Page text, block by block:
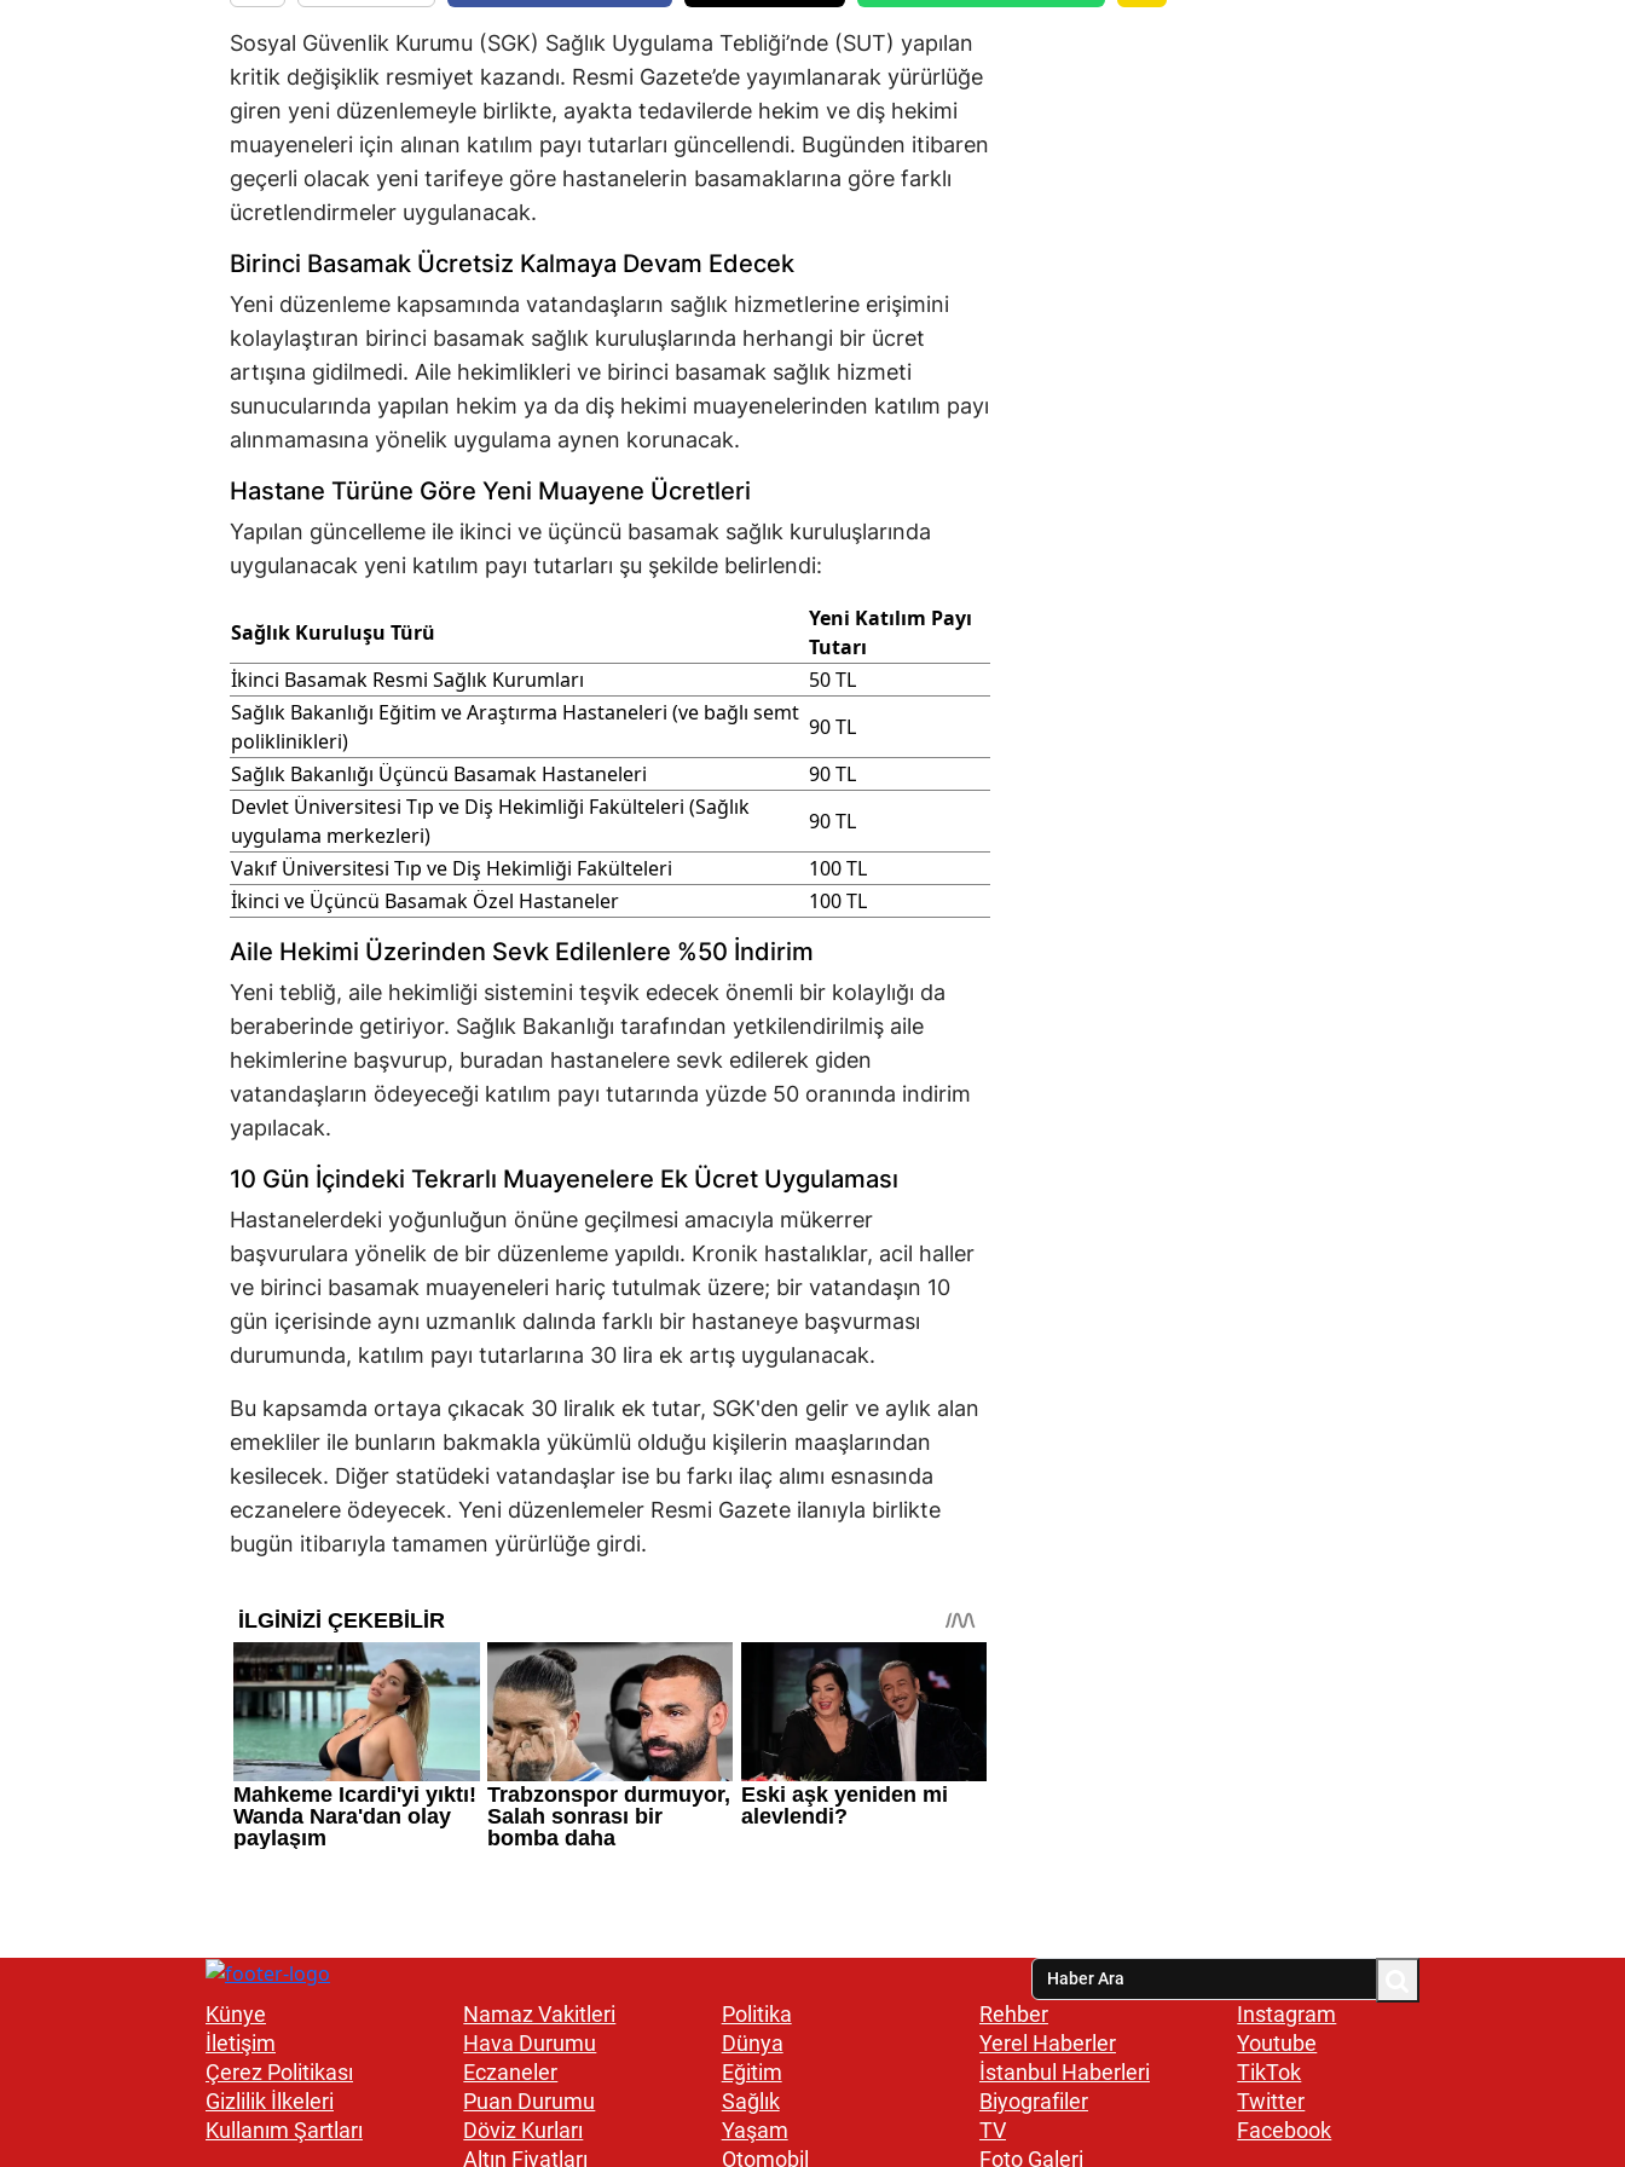
Sosyal Güvenlik Kurumu (SGK) Sağlık Uygulama Tebliği’nde (SUT) yapılan
kritik değişiklik resmiyet kazandı. Resmi Gazete’de yayımlanarak yürürlüğe
giren yeni düzenlemeyle birlikte, ayakta tedavilerde hekim ve diş hekimi
muayeneleri için alınan katılım payı tutarları güncellendi. Bugünden itibaren
geçerli olacak yeni tarifeye göre hastanelerin basamaklarına göre farklı
ücretlendirmeler uygulanacak.
Birinci Basamak Ücretsiz Kalmaya Devam Edecek
Yeni düzenleme kapsamında vatandaşların sağlık hizmetlerine erişimini
kolaylaştıran birinci basamak sağlık kuruluşlarında herhangi bir ücret
artışına gidilmedi. Aile hekimlikleri ve birinci basamak sağlık hizmeti
sunucularında yapılan hekim ya da diş hekimi muayenelerinden katılım payı
alınmamasına yönelik uygulama aynen korunacak.
Hastane Türüne Göre Yeni Muayene Ücretleri
Yapılan güncelleme ile ikinci ve üçüncü basamak sağlık kuruluşlarında
uygulanacak yeni katılım payı tutarları şu şekilde belirlendi:
Sağlık Kuruluşu Türü
Yeni Katılım Payı
Tutarı
İkinci Basamak Resmi Sağlık Kurumları
50 TL
Sağlık Bakanlığı Eğitim ve Araştırma Hastaneleri (ve bağlı semt
poliklinikleri)
90 TL
Sağlık Bakanlığı Üçüncü Basamak Hastaneleri
90 TL
Devlet Üniversitesi Tıp ve Diş Hekimliği Fakülteleri (Sağlık
uygulama merkezleri)
90 TL
Vakıf Üniversitesi Tıp ve Diş Hekimliği Fakülteleri
100 TL
İkinci ve Üçüncü Basamak Özel Hastaneler
100 TL
Aile Hekimi Üzerinden Sevk Edilenlere %50 İndirim
Yeni tebliğ, aile hekimliği sistemini teşvik edecek önemli bir kolaylığı da
beraberinde getiriyor. Sağlık Bakanlığı tarafından yetkilendirilmiş aile
hekimlerine başvurup, buradan hastanelere sevk edilerek giden
vatandaşların ödeyeceği katılım payı tutarında yüzde 50 oranında indirim
yapılacak.
10 Gün İçindeki Tekrarlı Muayenelere Ek Ücret Uygulaması
Hastanelerdeki yoğunluğun önüne geçilmesi amacıyla mükerrer
başvurulara yönelik de bir düzenleme yapıldı. Kronik hastalıklar, acil haller
ve birinci basamak muayeneleri hariç tutulmak üzere; bir vatandaşın 10
gün içerisinde aynı uzmanlık dalında farklı bir hastaneye başvurması
durumunda, katılım payı tutarlarına 30 lira ek artış uygulanacak.
Bu kapsamda ortaya çıkacak 30 liralık ek tutar, SGK'den gelir ve aylık alan
emekliler ile bunların bakmakla yükümlü olduğu kişilerin maaşlarından
kesilecek. Diğer statüdeki vatandaşlar ise bu farkı ilaç alımı esnasında
eczanelere ödeyecek. Yeni düzenlemeler Resmi Gazete ilanıyla birlikte
bugün itibarıyla tamamen yürürlüğe girdi.
Künye
İletişim
Çerez Politikası
Gizlilik İlkeleri
Kullanım Şartları
Namaz Vakitleri
Hava Durumu
Eczaneler
Puan Durumu
Döviz Kurları
Altın Fiyatları
Politika
Dünya
Eğitim
Sağlık
Yaşam
Otomobil
Rehber
Yerel Haberler
İstanbul Haberleri
Biyografiler
TV
Foto Galeri
Instagram
Youtube
TikTok
Twitter
Facebook